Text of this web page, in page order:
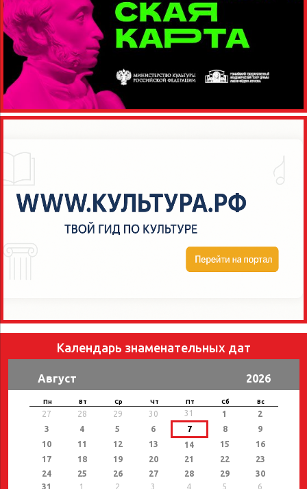
Календарь знаменательных дат
Август 2026
Пн Вт Ср Чт Пт Сб Вс
27 28 29 30 31 1
2
3
4 5 6 7 8
9
10
11 12 13 14 15
16
17
18 19 20 21 22
23
24
25 26 27 28 29
30
31
1 2 3 4 5 6